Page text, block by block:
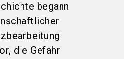
begann
die Gefahr